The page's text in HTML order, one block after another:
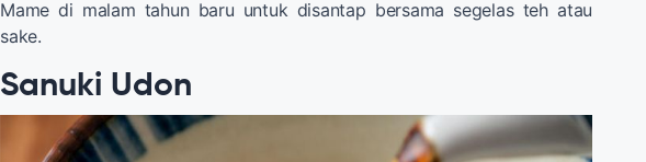
Mame di malam tahun baru untuk disantap bersama segelas teh atau
sake.
Sanuki Udon